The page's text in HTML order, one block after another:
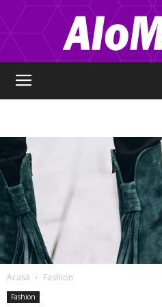
Acasă Fashion
Fashion